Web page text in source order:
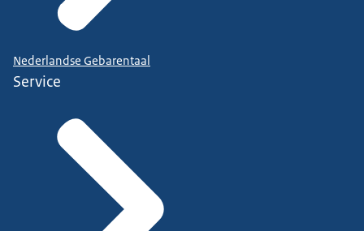
Nederlandse Gebarentaal
Service